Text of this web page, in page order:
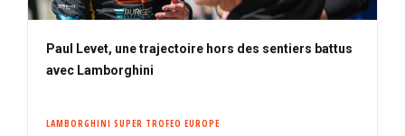
Paul Levet, une trajectoire hors des sentiers battus
avec Lamborghini
LAMBORGHINI SUPER TROFEO EUROPE